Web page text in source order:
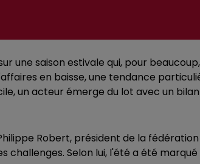
saison estivale qui, pour
en baisse, une tendance
un acteur émerge du lot avec un
Robert, président de la
Selon lui, l'été a été